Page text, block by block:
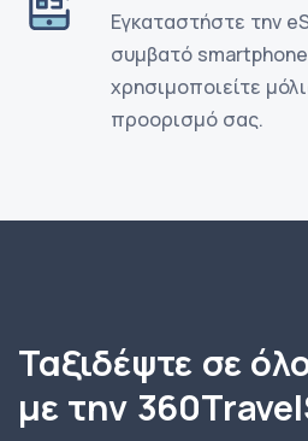
Εγκαταστήστε την
συμβατό smartphone
χρησιμοποιείτε
προορισμό σας.
Ταξιδέψτε σε
με την